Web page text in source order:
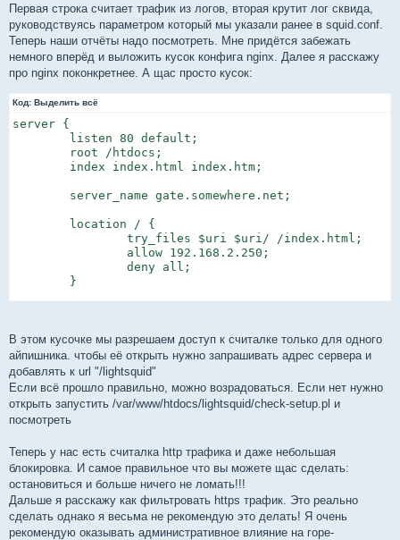
Первая строка считает трафик из логов, вторая крутит лог сквида,
руководствуясь параметром который мы указали ранее в squid.conf.
Теперь наши отчёты надо посмотреть. Мне придётся забежать
немного вперёд и выложить кусок конфига nginx. Далее я расскажу
про nginx поконкретнее. А щас просто кусок:
Код: Выделить всё
server {
        listen 80 default;
        root /htdocs;
        index index.html index.htm;
        server_name gate.somewhere.net;
        location / {
                try_files $uri $uri/ /index.html;
                allow 192.168.2.250;
                deny all;
        }
        index index.cgi;
        allow 192.168.2.250;
        deny all;
        }
        location ~ \.cgi$ {
        gzip off;
        fastcgi_index index.cgi;
fastcgi_param  SCRIPT_NAME        /var/www/
        include /etc/nginx/fastcgi_params;
        }
}
В этом кусочке мы разрешаем доступ к считалке только для одного
айпишника. чтобы её открыть нужно запрашивать адрес сервера и
добавлять к url "/lightsquid"
Если всё прошло правильно, можно возрадоваться. Если нет нужно
открыть запустить /var/www/htdocs/lightsquid/check-setup.pl и
посмотреть
Теперь у нас есть считалка http трафика и даже небольшая
блокировка. И самое правильное что вы можете щас сделать:
остановиться и больше ничего не ломать!!!
Дальше я расскажу как фильтровать https трафик. Это реально
сделать однако я весьма не рекомендую это делать! Я очень
рекомендую оказывать административное влияние на горе-